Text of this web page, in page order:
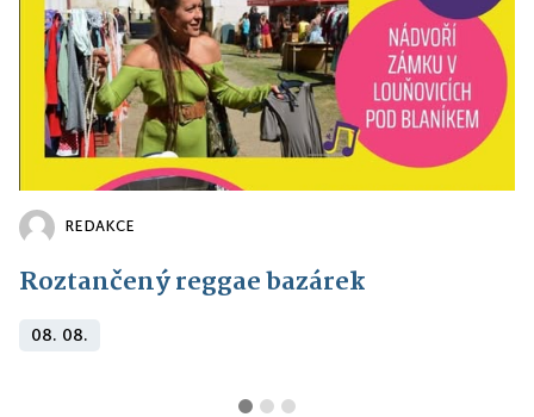
REDAKCE
Roztančený reggae bazárek
08. 08.